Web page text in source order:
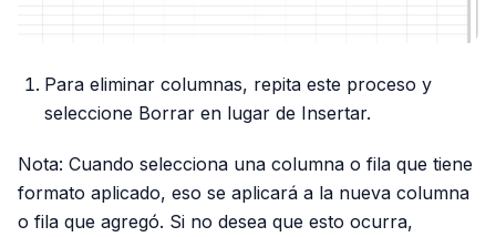
Para eliminar columnas, repita este proceso y
seleccione Borrar en lugar de Insertar.
Nota: Cuando selecciona una columna o fila que tiene
formato aplicado, eso se aplicará a la nueva columna
o fila que agregó. Si no desea que esto ocurra,